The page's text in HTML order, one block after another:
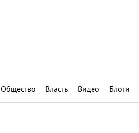
Общество Власть Видео Блоги